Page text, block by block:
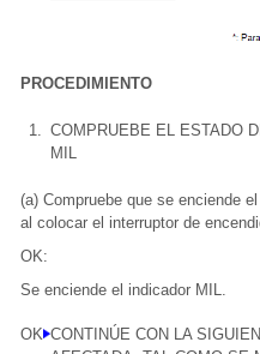
PROCEDIMIENTO
1.
COMPRUEBE EL ESTADO
MIL
(a) Compruebe que se enciende
al colocar el interruptor de
OK:
Se enciende el indicador MIL.
OK CONTINÚE CON LA